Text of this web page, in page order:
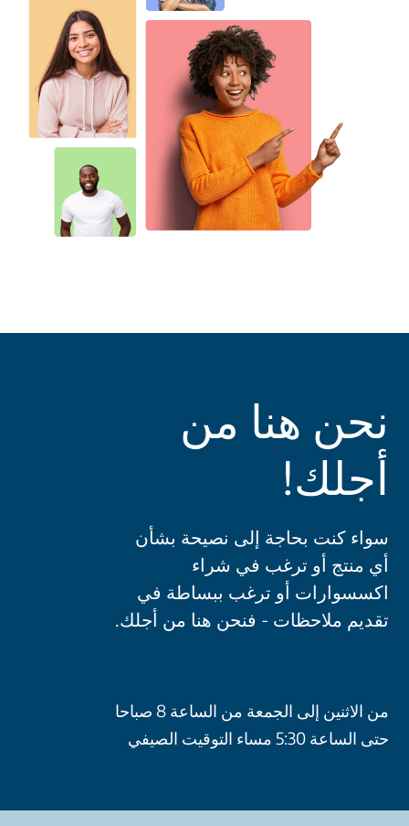
نحن هنا من
أجلك!
سواء كنت بحاجة إلى نصيحة بشأن
أي منتج أو ترغب في شراء
اكسسوارات أو ترغب ببساطة في
تقديم ملاحظات - فنحن هنا من أجلك.
من الاثنين إلى الجمعة من الساعة 8 صباحا
حتى الساعة 5:30 مساء التوقيت الصيفي